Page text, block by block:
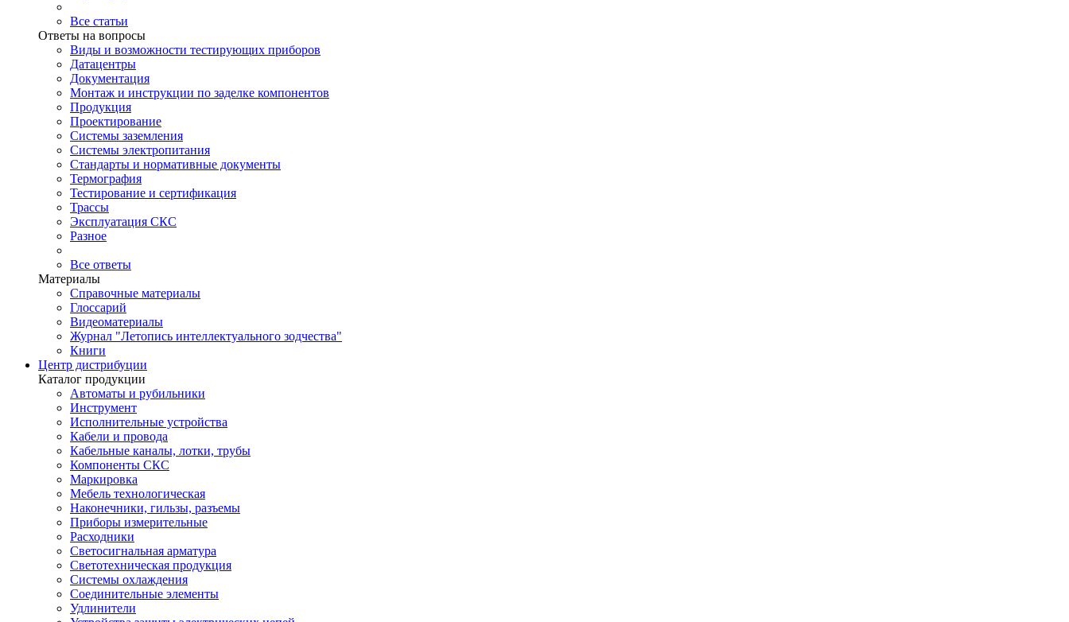
Все статьи
Ответы на вопросы
Виды и возможности тестирующих приборов
Датацентры
Документация
Монтаж и инструкции по заделке компонентов
Продукция
Проектирование
Системы заземления
Системы электропитания
Стандарты и нормативные документы
Термография
Тестирование и сертификация
Трассы
Эксплуатация СКС
Разное
Все ответы
Материалы
Справочные материалы
Глоссарий
Видеоматериалы
Журнал "Летопись интеллектуального зодчества"
Книги
Центр дистрибуции
Каталог продукции
Автоматы и рубильники
Инструмент
Исполнительные устройства
Кабели и провода
Кабельные каналы, лотки, трубы
Компоненты СКС
Маркировка
Мебель технологическая
Наконечники, гильзы, разъемы
Приборы измерительные
Расходники
Светосигнальная арматура
Светотехническая продукция
Системы охлаждения
Соединительные элементы
Удлинители